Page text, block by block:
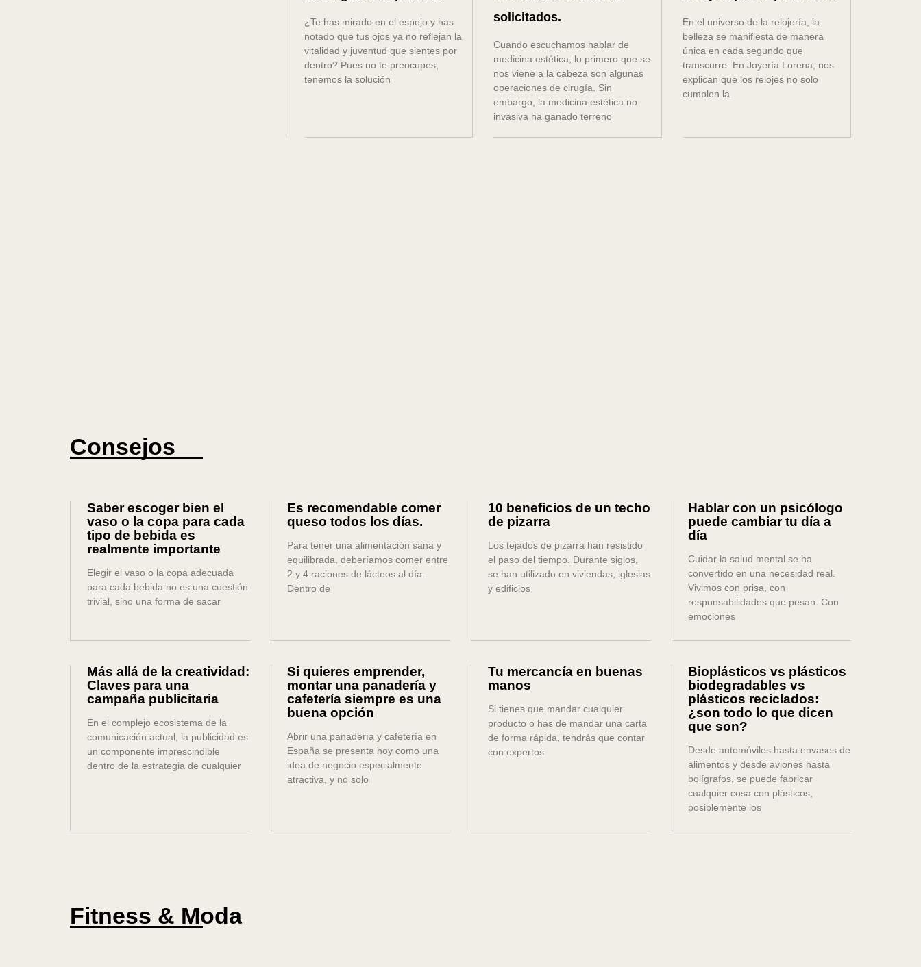
¿Te has mirado en el espejo y has
notado que tus ojos ya no reflejan la
vitalidad y juventud que sientes por
dentro? Pues no te preocupes,
tenemos la solución
solicitados.
Cuando escuchamos hablar de
medicina estética, lo primero que se
nos viene a la cabeza son algunas
operaciones de cirugía. Sin
embargo, la medicina estética no
invasiva ha ganado terreno
En el universo de la relojería, la
belleza se manifiesta de manera
única en cada segundo que
transcurre. En Joyería Lorena, nos
explican que los relojes no solo
cumplen la
Consejos
Saber escoger bien el
vaso o la copa para cada
tipo de bebida es
realmente importante
Elegir el vaso o la copa adecuada
para cada bebida no es una cuestión
trivial, sino una forma de sacar
Es recomendable comer
queso todos los días.
Para tener una alimentación sana y
equilibrada, deberíamos comer entre
2 y 4 raciones de lácteos al día.
Dentro de
10 beneficios de un techo
de pizarra
Los tejados de pizarra han resistido
el paso del tiempo. Durante siglos,
se han utilizado en viviendas, iglesias
y edificios
Hablar con un psicólogo
puede cambiar tu día a
día
Cuidar la salud mental se ha
convertido en una necesidad real.
Vivimos con prisa, con
responsabilidades que pesan. Con
emociones
Más allá de la creatividad:
Claves para una
campaña publicitaria
En el complejo ecosistema de la
comunicación actual, la publicidad es
un componente imprescindible
dentro de la estrategia de cualquier
Si quieres emprender,
montar una panadería y
cafetería siempre es una
buena opción
Abrir una panadería y cafetería en
España se presenta hoy como una
idea de negocio especialmente
atractiva, y no solo
Tu mercancía en buenas
manos
Si tienes que mandar cualquier
producto o has de mandar una carta
de forma rápida, tendrás que contar
con expertos
Bioplásticos vs plásticos
biodegradables vs
plásticos reciclados:
¿son todo lo que dicen
que son?
Desde automóviles hasta envases de
alimentos y desde aviones hasta
bolígrafos, se puede fabricar
cualquier cosa con plásticos,
posiblemente los
Fitness & Moda